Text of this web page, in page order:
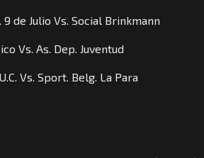
de Julio Vs. Social Brinkmann
Vs. As. Dep. Juventud
Vs. Sport. Belg. La Para